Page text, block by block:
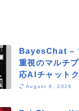
BayesChat –
重視のマルチ
応AIチャット
August 8, 2026